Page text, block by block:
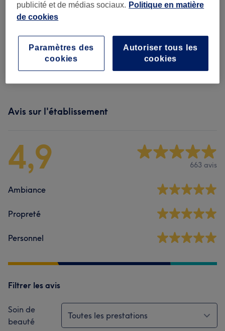
Recherchez dans notre liste de prestations
Manucure (25) à partir de 5 €
Beauté Des Pieds (6) à partir de 13 €
Avis sur l'établissement
4,9 663 avis
Ambiance
Propreté
Personnel
Filtrer les avis
Soin de
beauté
Toutes les prestations
publicité et de médias sociaux. Politique en matière
de cookies
Autoriser tous les
cookies
Paramètres des
cookies